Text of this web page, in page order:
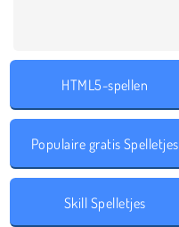
HTML5-spellen
Populaire gratis Spelletjes
Skill Spelletjes